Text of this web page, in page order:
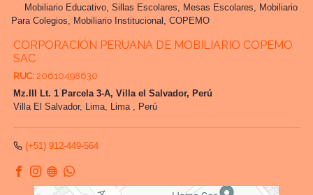
Mobiliario Educativo Sillas Escolares Mesas Escolares
Mobiliario
Para Colegios
Mobiliario Institucional COPEMO
CORPORACIÓN PERUANA DE MOBILIARIO COPEMO
SAC
RUC: 20610498630
Mz.III Lt. 1 Parcela 3-A, Villa el Salvador, Perú
Villa El Salvador, Lima, Lima , Perú
(+51) 912-449-564